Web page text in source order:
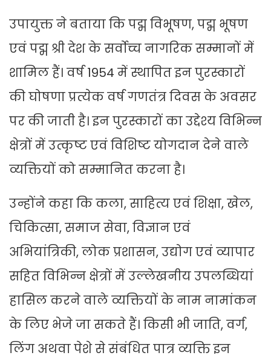
उपायुक्त ने बताया कि पद्म विभूषण, पद्म भूषण
एवं पद्म श्री देश के सर्वोच्च नागरिक सम्मानों में
शामिल हैं। वर्ष 1954 में स्थापित इन पुरस्कारों
की घोषणा प्रत्येक वर्ष गणतंत्र दिवस के अवसर
पर की जाती है। इन पुरस्कारों का उद्देश्य विभिन्न
क्षेत्रों में उत्कृष्ट एवं विशिष्ट योगदान देने वाले
व्यक्तियों को सम्मानित करना है।
उन्होंने कहा कि कला, साहित्य एवं शिक्षा, खेल,
चिकित्सा, समाज सेवा, विज्ञान एवं
अभियांत्रिकी, लोक प्रशासन, उद्योग एवं व्यापार
सहित विभिन्न क्षेत्रों में उल्लेखनीय उपलब्धियां
हासिल करने वाले व्यक्तियों के नाम नामांकन
के लिए भेजे जा सकते हैं। किसी भी जाति, वर्ग,
लिंग अथवा पेशे से संबंधित पात्र व्यक्ति इन